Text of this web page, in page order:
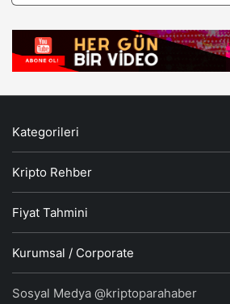
Kategorileri
Kripto Rehber
Fiyat Tahmini
Kurumsal / Corporate
Sosyal Medya @kriptoparahaber